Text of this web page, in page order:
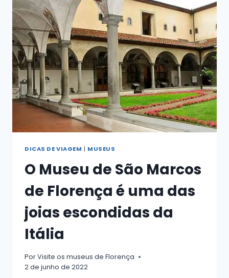
PARA
AS
FESTIVIDADES
DE
FIM
DE
ANO
EM
FLORENÇA
DICAS DE VIAGEM | MUSEUS
O Museu de São Marcos
de Florença é uma das
joias escondidas da
Itália
PorVisite os museus de Florença
2 de junho de 2022